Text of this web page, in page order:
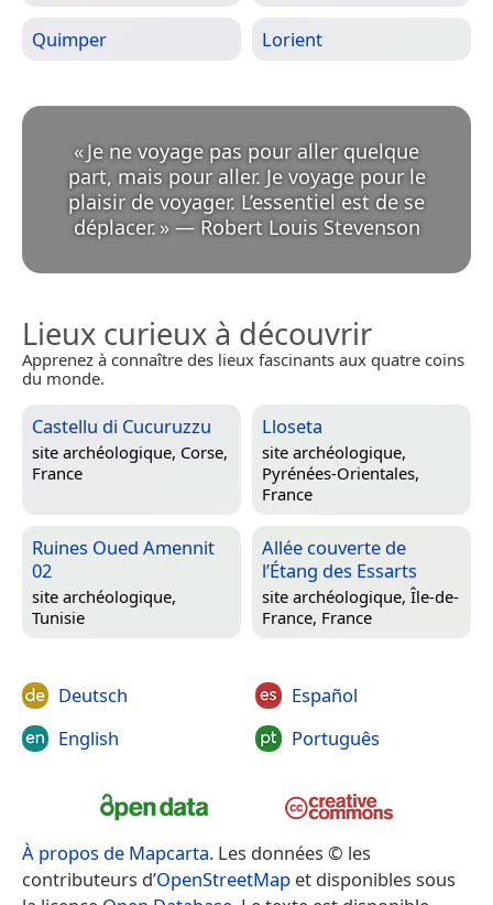
Quimper Lorient
«Je ne voyage pas pour aller quelque
part, mais pour aller. Je voyage pour le
plaisir de voyager. L’essentiel est de se
déplacer. » — Robert Louis Stevenson
Lieux curieux à découvrir
Apprenez à connaître des lieux fascinants aux quatre coins
du monde.
Castellu di Cucuruzzu
site archéologique, Corse,
France
Lloseta
site archéologique,
Pyrénées-Orientales,
France
Ruines Oued Amennit
02
site archéologique,
Tunisie
Allée couverte de
l’Étang des Essarts
site archéologique, Île-de-
France, France
Deutsch
English
Español
Português
À propos de Mapcarta. Les données © les
contributeurs d’OpenStreetMap et disponibles sous